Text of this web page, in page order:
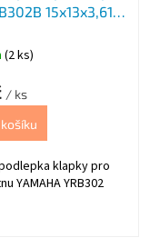
15x13x3,61
(2 ks)
/ ks
klapky pro
YAMAHA YRB302